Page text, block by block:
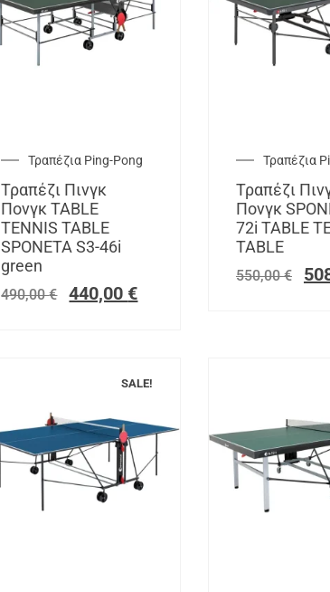
Τραπέζια Ping-Pong
Τραπέζι Πινγκ
Πονγκ TABLE
TENNIS TABLE
SPONETA S3-46i
green
490,00€ 440,00€
Τραπέζια
Τραπέζι
Πονγκ
72i TABLE
TABLE
550,00€
SALE!